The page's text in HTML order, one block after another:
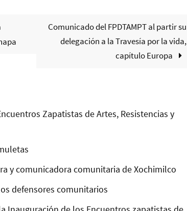
Comunicado del FPDTAMPT al partir su
delegación a la Travesía por la vida,
capítulo Europa
Zapatistas de Artes, Resistencias y
y comunicadora comunitaria de Xochimilco
defensores comunitarios